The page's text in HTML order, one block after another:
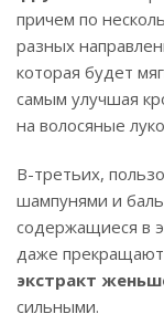
причем по
разных
которая будет
самым улучшая
на волосяные
В-третьих,
шампунями и
содержащиеся в
даже
экстракт
сильными.